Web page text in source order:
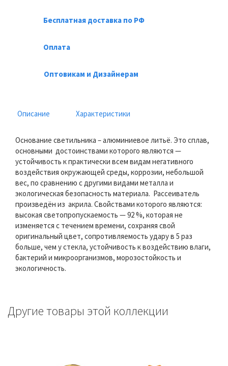
Бесплатная доставка по РФ
Оплата
Оптовикам и Дизайнерам
Описание Характеристики
Основание светильника – алюминиевое литьё. Это сплав,
основными достоинствами которого являются —
устойчивость к практически всем видам негативного
воздействия окружающей среды, коррозии, небольшой
вес, по сравнению с другими видами металла и
экологическая безопасность материала. Рассеиватель
произведён из акрила. Свойствами которого являются:
высокая светопропускаемость — 92 %, которая не
изменяется с течением времени, сохраняя свой
оригинальный цвет, сопротивляемость удару в 5 раз
больше, чем у стекла, устойчивость к воздействию влаги,
бактерий и микроорганизмов, морозостойкость и
экологичность.
Другие товары этой коллекции